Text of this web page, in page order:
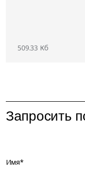
509.33 Кб
Запросить
Имя*